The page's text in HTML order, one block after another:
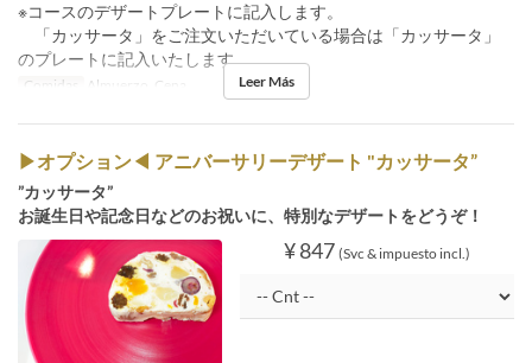
※コースのデザートプレートに記入します。
「カッサータ」をご注文いただいている場合は「カッサータ」
のプレートに記入いたします。
Comidas Almuerzo, Cena Leer Más
▶オプション◀ アニバーサリーデザート "カッサータ”
”カッサータ”
お誕生日や記念日などのお祝いに、特別なデザートをどうぞ！
¥ 847 (Svc & impuesto incl.)